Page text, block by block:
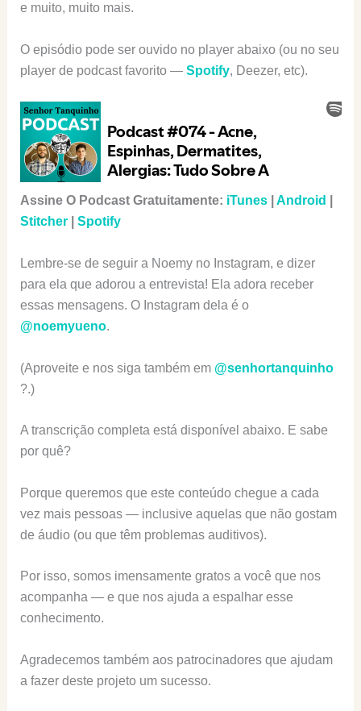
e muito, muito mais.
O episódio pode ser ouvido no player abaixo (ou no seu
player de podcast favorito — Spotify, Deezer, etc).
Assine O Podcast Gratuitamente: iTunes| Android
Stitcher| Spotify
Lembre-se de seguir a Noemy no Instagram, e dizer
para ela que adorou a entrevista! Ela adora receber
essas mensagens. O Instagram dela é o
@noemyueno.
(Aproveite e nos siga também em @senhortanquinho
?.)
A transcrição completa está disponível abaixo. E sabe
por quê?
Porque queremos que este conteúdo chegue a cada
vez mais pessoas — inclusive aquelas que não gostam
de áudio (ou que têm problemas auditivos).
Por isso, somos imensamente gratos a você que nos
acompanha — e que nos ajuda a espalhar esse
conhecimento.
Agradecemos também aos patrocinadores que ajudam
a fazer deste projeto um sucesso.